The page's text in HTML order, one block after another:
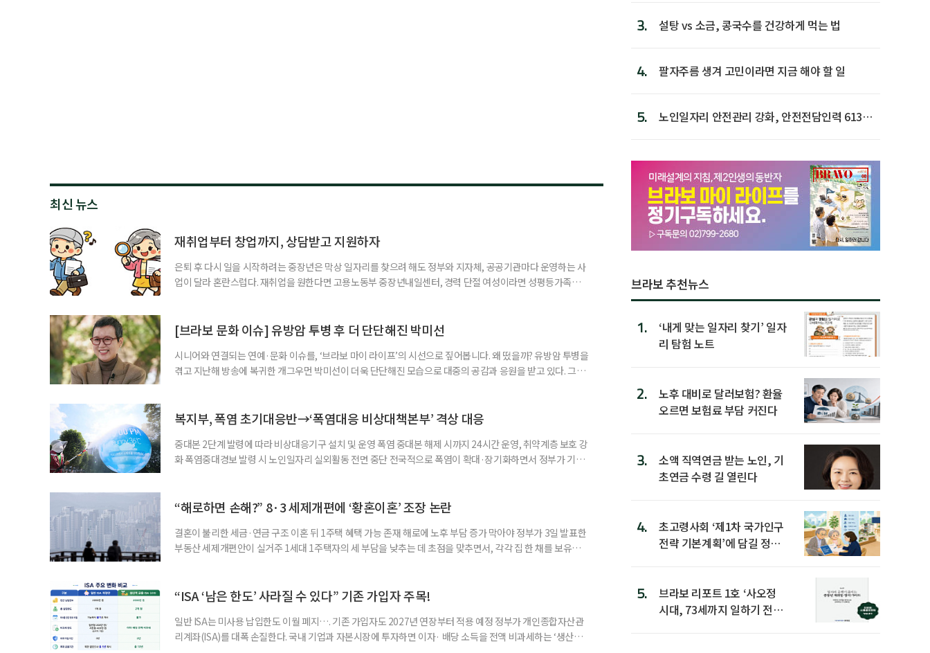
최신 뉴스
재취업부터 창업까지, 상담받고 지원하자
은퇴 후 다시 일을 시작하려는 중장년은 막상 일자리를 찾으려 해도 정부와 지자체, 공공기관마다 운영하는 사
업이 달라 혼란스럽다. 재취업을 원한다면 고용노동부 중장년내일센터, 경력 단절 여성이라면 성평등가족부
준비부터 구직 수당까지 고용노동부 국민취업지원제도 구직활동이 쉽지 않은 사람을 위한 제도다. 개인별 취
업 지원 계획을 세
[브라보 문화 이슈] 유방암 투병 후 더 단단해진 박미선
시니어와 연결되는 연예·문화 이슈를, ‘브라보 마이 라이프’의 시선으로 짚어봅니다. 왜 떴을까? 유방암 투병을
겪고 지난해 방송에 복귀한 개그우먼 박미선이 더욱 단단해진 모습으로 대중의 공감과 응원을 받고 있다. 그러
까. 오랜 방송 생활 뒤 전해진 투병 소식 박미선은 재치 있는 말솜씨와 공감 능력으로
복지부, 폭염 초기대응반→‘폭염대응 비상대책본부’ 격상 대응
중대본 2단계 발령에 따라 비상대응기구 설치 및 운영 폭염 중대본 해제 시까지 24시간 운영, 취약계층 보호 강
화 폭염중대경보 발령 시 노인일자리 실외활동 전면 중단 전국적으로 폭염이 확대·장기화하면서 정부가 기존
책본부(중대본) 2단계(심각)가 발령된 이후에도 폭염이 전국적으로 확대되고 장기화한 데 따른 것이다. 기존에
“해로하면 손해?” 8·3 세제개편에 ‘황혼이혼’ 조장 논란
결혼이 불리한 세금·연금 구조 이혼 뒤 1주택 혜택 가능 존재 해로에 노후 부담 증가 막아야 정부가 3일 발표한
부동산 세제개편안이 실거주 1세대 1주택자의 세 부담을 낮추는 데 초점을 맞추면서, 각각 집 한 채를 보유한
부가 각자 집 한 채씩을 보유하면 한 세대가 두 채를 가진 것으로 보지만, 실제 이혼해 주거와 생계를 분
“ISA ‘남은 한도’ 사라질 수 있다” 기존 가입자 주목!
일반 ISA는 미사용 납입한도 이월 폐지…. 기존 가입자도 2027년 연장부터 적용 예정 정부가 개인종합자산관
리계좌(ISA)를 대폭 손질한다. 국내 기업과 자본시장에 투자하면 이자· 배당 소득을 전액 비과세하는 ‘생산적
3. 설탕 vs 소금, 콩국수를 건강하게 먹는 법
4. 팔자주름 생겨 고민이라면 지금 해야 할 일
5.
노인일자리 안전관리 강화, 안전전담인력 613명
브라보 추천뉴스
1.
‘내게 맞는 일자리 찾기’ 일자
리 탐험 노트
2.
노후 대비로 달러보험? 환율
오르면 보험료 부담 커진다
3.
소액 직역연금 받는 노인, 기
초연금 수령 길 열린다
4.
초고령사회 ‘제1차 국가인구
전략 기본계획’에 담길 정책
5.
브라보 리포트 1호 ‘사오정
시대, 73세까지 일하기 전략’